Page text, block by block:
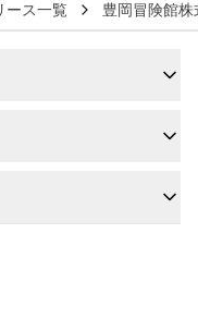
ース一覧 豊岡冒険館株